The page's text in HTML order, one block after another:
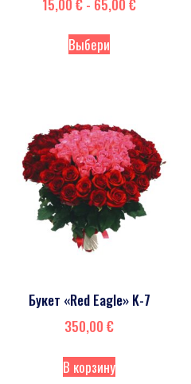
15,00 € - 65,00 €
Выбери
Букет «Red Eagle» K-7
350,00 €
В корзину